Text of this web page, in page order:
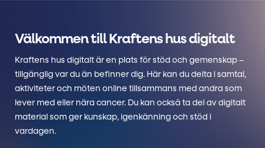
Välkommen till Kraftens hus digitalt
Kraftens hus digitalt är en plats för stöd och gemenskap –
tillgänglig var du än befinner dig. Här kan du delta i samtal,
aktiviteter och möten online tillsammans med andra som
lever med eller nära cancer. Du kan också ta del av digitalt
material som ger kunskap, igenkänning och stöd i
vardagen.